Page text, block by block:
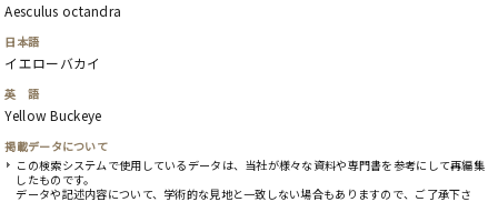
Aesculus octandra
日本語
イエローバカイ
英 語
Yellow Buckeye
掲載データについて
この検索システムで使用しているデータは、当社が様々な資料や専門書を参考にして再編集
したものです。
データや記述内容について、学術的な見地と一致しない場合もありますので、ご了承下さ